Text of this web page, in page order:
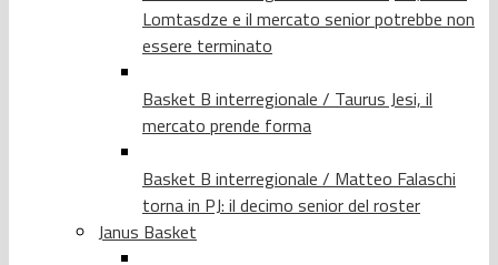
Lomtasdze e il mercato senior potrebbe non
essere terminato
Basket B interregionale / Taurus Jesi, il
mercato prende forma
Basket B interregionale / Matteo Falaschi
torna in PJ: il decimo senior del roster
Janus Basket